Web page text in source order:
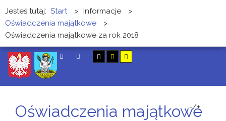
Jesteś tutaj: Start > Informacje
>
Oświadczenia majątkowe
>
Oświadczenia majątkowe za rok 2018
Oświadczenia majątkowe
-/+